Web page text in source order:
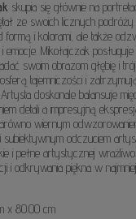
skupia się głównie na
ze swoich licznych
formą i kolorami, ale także
Mikołajczak posługuje
swoim obrazom głębię i
tajemniczości i
doskonale balansuje
detali a impresyjną
wiernym
odczuciem
i pełne artystycznej
i odkrywania piękna w
x 80.00 cm